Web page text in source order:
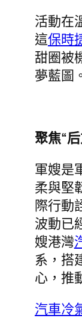
活動在
這保時
甜圈被
夢藍圖
聚焦“
軍嫂是
柔與堅
際行動
波動已
嫂港灣
系，搭
心，推
汽車冷